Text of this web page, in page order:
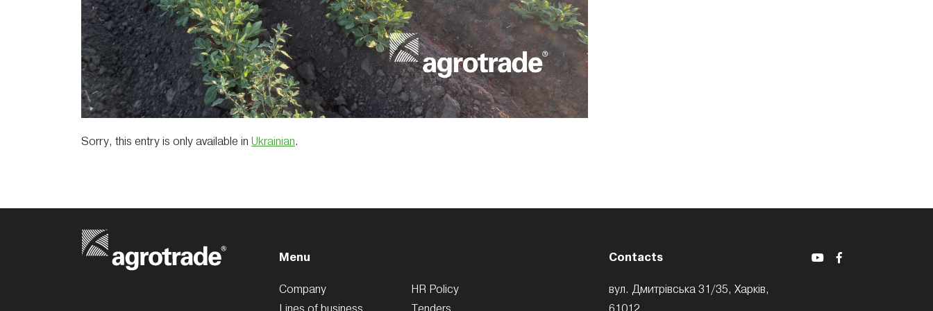
Sorry, this entry is only available in Ukrainian.
Menu
Company
Lines of business
HR Policy
Tenders
Contacts
вул. Дмитрівська 31/35, Харків,
61012